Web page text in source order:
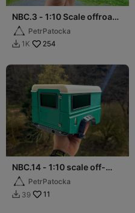
NBC.3 - 1:10 Scale offroad
camper for crawlers
PetrPatocka
 1K 254
NBC.14 - 1:10 scale off-
road camper (Defender
90) PetrPatocka
 39 11